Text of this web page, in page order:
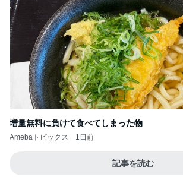
増量無料に負けて食べてしまった物
Amebaトピックス 1日前
記事を読む